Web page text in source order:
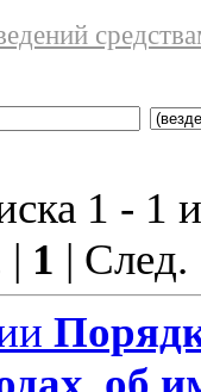
1 - 1
1 |